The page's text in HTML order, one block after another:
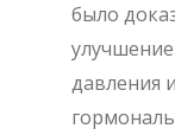
было
давления